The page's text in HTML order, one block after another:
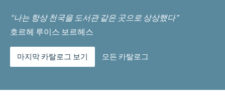
“나는 항상 천국을 도서관 같은 곳으로 상상했다”
호르헤 루이스 보르헤스
마지막 카탈로그 보기 모든 카탈로그